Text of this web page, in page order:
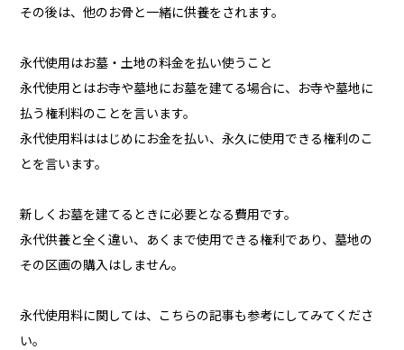
その後は、他のお骨と一緒に供養をされます。
永代使用はお墓・土地の料金を払い使うこと
永代使用とはお寺や墓地にお墓を建てる場合に、お寺や墓地に
払う権利料のことを言います。
永代使用料ははじめにお金を払い、永久に使用できる権利のこ
とを言います。
新しくお墓を建てるときに必要となる費用です。
永代供養と全く違い、あくまで使用できる権利であり、墓地の
その区画の購入はしません。
永代使用料に関しては、こちらの記事も参考にしてみてくださ
い。